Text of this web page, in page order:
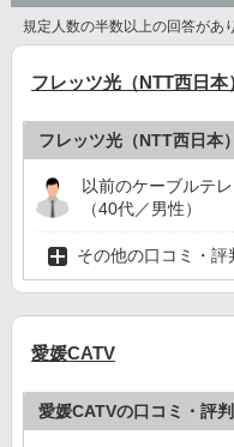
規定人数の半数以上の回答があ
フレッツ光（NTT西日本
フレッツ光（NTT西日本
以前のケーブルテ
（40代／男性）
その他の口コミ・評
愛媛CATV
愛媛CATVの口コミ・評判